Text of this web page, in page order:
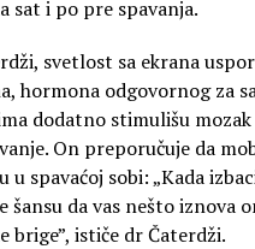
sat i po pre spavanja.
svetlost sa ekrana
hormona odgovornog za
dodatno stimulišu
On preporučuje da
u spavaćoj sobi: „Kada
šansu da vas nešto iznova
brige”, ističe dr Čaterdži.